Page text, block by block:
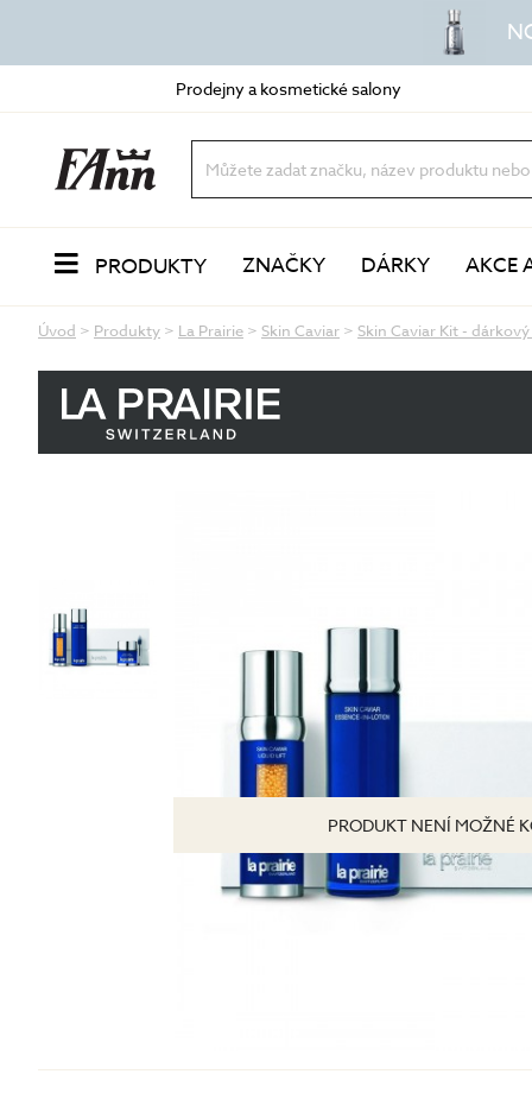
Prodejny a kosmetické salony
PRODUKTY
dvoufázové odličovače
pěny a gely
noční
s SPF
BB/CC krémy
TĚLO
ZNAČKY DÁRKY AKCE
Úvod > Produkty > La Prairie > Skin Caviar > Skin Caviar Kit -
PRODUKT NENÍ MOŽNÉ